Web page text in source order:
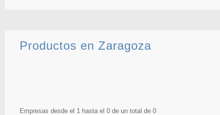
Productos en Zaragoza
Empresas desde el 1 hasta el 0 de un total de 0